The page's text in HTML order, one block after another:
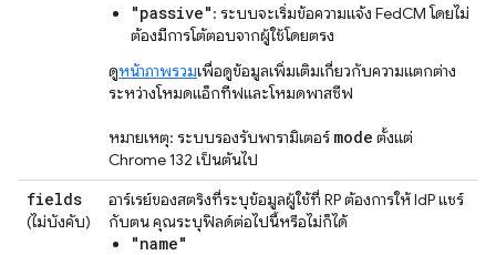
"passive": ระบบจะเริ่มข้อความแจ้ง FedCM โดยไม่
ต้องมีการโต้ตอบจากผู้ใช้โดยตรง
ดูหน้าภาพรวมเพื่อดูข้อมูลเพิ่มเติมเกี่ยวกับความแตกต่าง
ระหว่างโหมดแอ็กทีฟและโหมดพาสซีฟ
หมายเหตุ: ระบบรองรับพารามิเตอร์ mode ตั้งแต่
Chrome 132 เป็นต้นไป
fields
(ไม่บังคับ)
อาร์เรย์ของสตริงที่ระบุข้อมูลผู้ใช้ที่ RP ต้องการให้ IdP แชร์
กับตน คุณระบุฟิลด์ต่อไปนี้หรือไม่ก็ได้
"name"